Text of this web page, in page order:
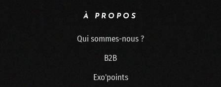
À PROPOS
Qui sommes-nous ?
B2B
Exo'points